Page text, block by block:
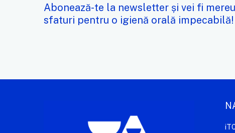
Abonează-te la newsletter și vei fi
sfaturi pentru o igienă orală impecabilă!